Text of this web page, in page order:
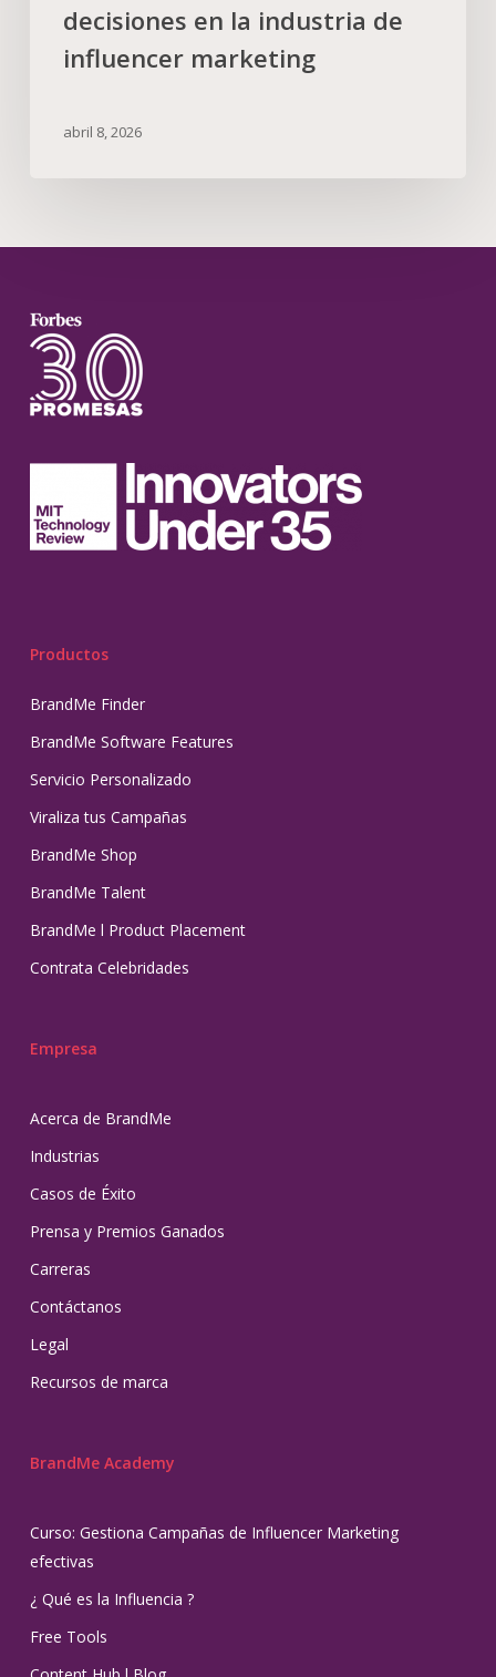
decisiones en la industria de
influencer marketing
abril 8, 2026
Productos
BrandMe Finder
BrandMe Software Features
Servicio Personalizado
Viraliza tus Campañas
BrandMe Shop
BrandMe Talent
BrandMe l Product Placement
Contrata Celebridades
Empresa
Acerca de BrandMe
Industrias
Casos de Éxito
Prensa y Premios Ganados
Carreras
Contáctanos
Legal
Recursos de marca
BrandMe Academy
Curso: Gestiona Campañas de Influencer Marketing
efectivas
¿ Qué es la Influencia ?
Free Tools